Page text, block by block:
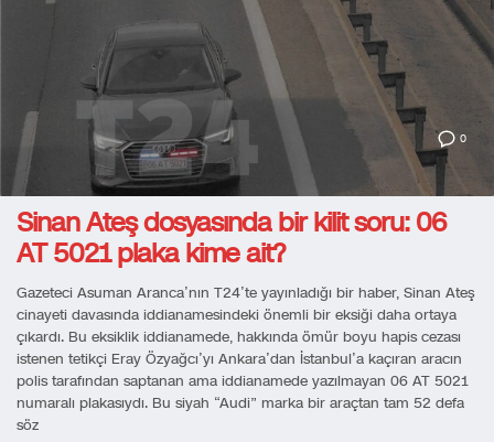
0
Sinan Ateş dosyasında bir kilit soru: 06
AT 5021 plaka kime ait?
Gazeteci Asuman Aranca’nın T24’te yayınladığı bir haber, Sinan Ateş
cinayeti davasında iddianamesindeki önemli bir eksiği daha ortaya
çıkardı. Bu eksiklik iddianamede, hakkında ömür boyu hapis cezası
istenen tetikçi Eray Özyağcı’yı Ankara’dan İstanbul’a kaçıran aracın
polis tarafından saptanan ama iddianamede yazılmayan 06 AT 5021
numaralı plakasıydı. Bu siyah “Audi” marka bir araçtan tam 52 defa
söz